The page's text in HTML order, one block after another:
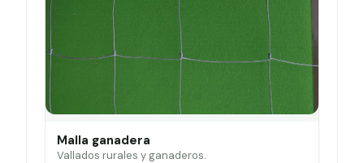
Malla ganadera
Vallados rurales y ganaderos.